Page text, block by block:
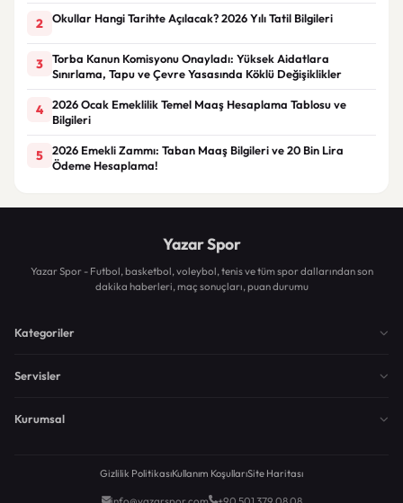
2 Okullar Hangi Tarihte Açılacak? 2026 Yılı Tatil Bilgileri
3
Torba Kanun Komisyonu Onayladı: Yüksek Aidatlara
Sınırlama, Tapu ve Çevre Yasasında Köklü Değişiklikler
4
2026 Ocak Emeklilik Temel Maaş Hesaplama Tablosu ve
Bilgileri
5
2026 Emekli Zammı: Taban Maaş Bilgileri ve 20 Bin Lira
Ödeme Hesaplama!
Yazar Spor
Yazar Spor - Futbol, basketbol, voleybol, tenis ve tüm spor dallarından son
dakika haberleri, maç sonuçları, puan durumu
Kategoriler
Servisler
Kurumsal
Gizlilik PolitikasıKullanım KoşullarıSite Haritası
info@yazarspor.com +90 501 379 08 08